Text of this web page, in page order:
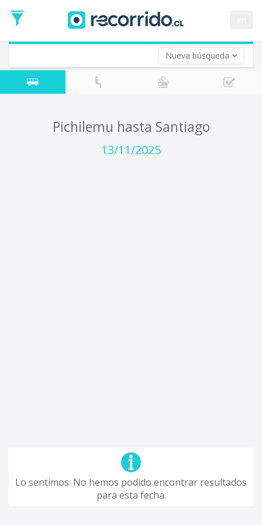
Nueva búsqueda
de
Ida
Vuelta (opcional)
Fecha
de
Pichilemu hasta Santiago
13/11/2025
Lo sentimos. No hemos podido encontrar resultados
para esta fecha.